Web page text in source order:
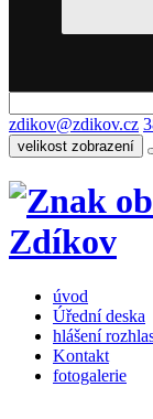
zdikov@zdikov.cz
velikost zobrazení
Zdíkov
úvod
Úřední deska
hlášení
Kontakt
fotogalerie